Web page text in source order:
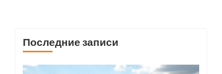
праздников.
Последние записи